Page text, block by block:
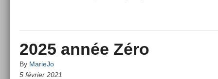
2025 année Zéro
By MarieJo
5 février 2021